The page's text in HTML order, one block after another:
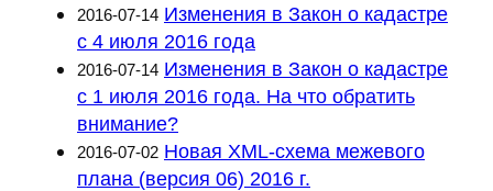
2016-07-14 Изменения в Закон о кадастре
с 4 июля 2016 года
2016-07-14 Изменения в Закон о кадастре
с 1 июля 2016 года. На что обратить
внимание?
2016-07-02 Новая XML-схема межевого
плана (версия 06) 2016 г.